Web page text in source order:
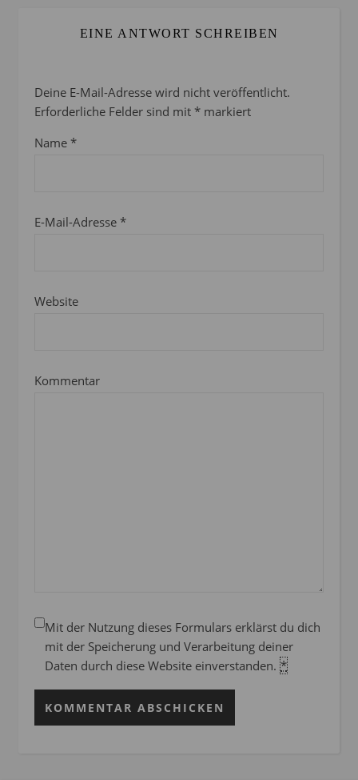
EINE ANTWORT SCHREIBEN
Deine E-Mail-Adresse wird nicht veröffentlicht.
Erforderliche Felder sind mit * markiert
Name *
E-Mail-Adresse *
Website
Kommentar
Mit der Nutzung dieses Formulars erklärst du dich
mit der Speicherung und Verarbeitung deiner
Daten durch diese Website einverstanden. *